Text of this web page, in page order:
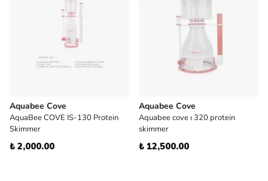
Aquabee Cove
AquaBee COVE IS-130 Protein
Skimmer
₺ 2,000.00
Aquabee Cove
Aquabee cove ı 320 protein
skimmer
₺ 12,500.00